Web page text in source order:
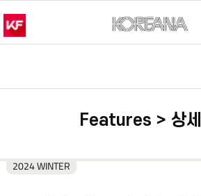
Features > 상
2024 WINTER